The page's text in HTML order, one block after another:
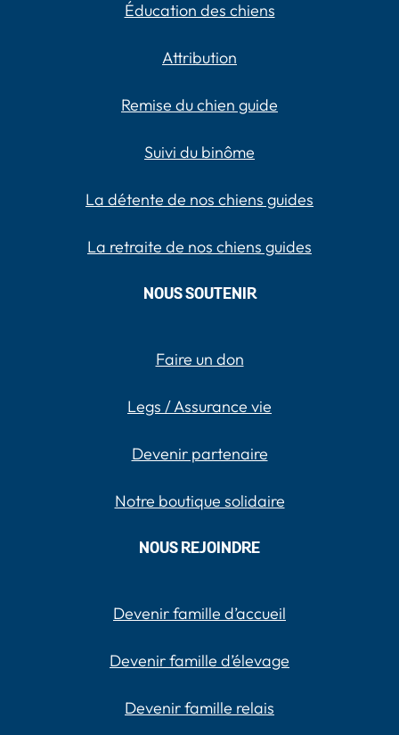
Éducation des chiens
Attribution
Remise du chien guide
Suivi du binôme
La détente de nos chiens guides
La retraite de nos chiens guides
NOUS SOUTENIR
Faire un don
Legs / Assurance vie
Devenir partenaire
Notre boutique solidaire
NOUS REJOINDRE
Devenir famille d’accueil
Devenir famille d’élevage
Devenir famille relais